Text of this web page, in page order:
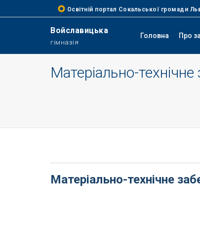
Освітній портал Сокальської громади
Войславицька
гімназія
Головна Про
Матеріально-
Матеріально-технічне